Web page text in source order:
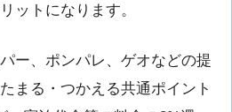
ットになります。
ー、ポンパレ、ゲオなどの提
まる・つかえる共通ポイント